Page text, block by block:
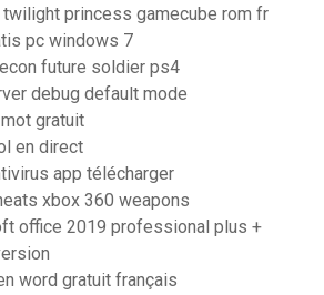
princess gamecube rom fr
pc windows 7
future soldier ps4
debug default mode
gratuit
en direct
app télécharger
xbox 360 weapons
office 2019 professional plus +
word gratuit français